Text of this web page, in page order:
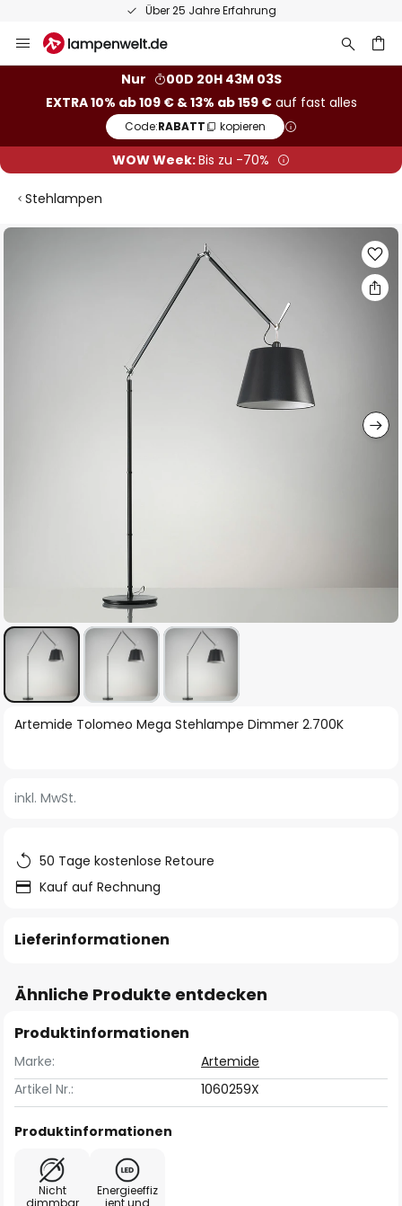
Über 25 Jahre Erfahrung
Inhalt
Nur
00D 20H 43M 02S
EXTRA 10% ab 109 € & 13% ab 159 €auf fast alles
Code:RABATT kopieren
WOW Week:Bis zu -70%
Stehlampen
Zum
Zum
springen
Artemide Tolomeo Mega Stehlampe Dimmer 2.700K
inkl. MwSt.
50 Tage kostenlose Retoure
Kauf auf Rechnung
Lieferinformationen
Ähnliche Produkte entdecken
Produktinformationen
Marke:
Artemide
Artikel Nr.:
1060259X
Produktinformationen
Nicht
dimmbar
Energieeffiz
ient und